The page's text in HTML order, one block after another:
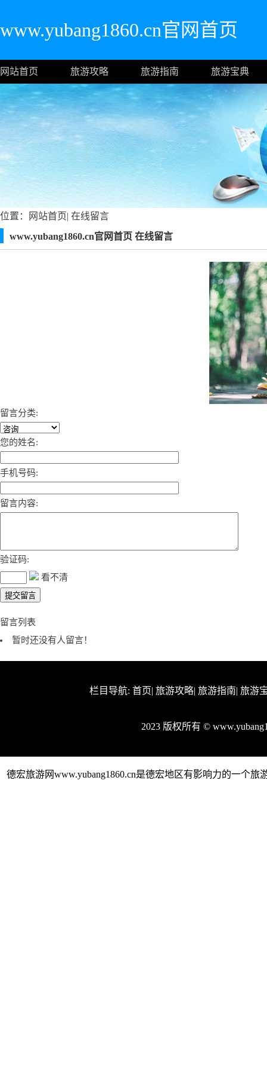
www.yubang1860.cn官网首页
网站首页 旅游攻略 旅游指南 旅游宝典
位置： 网站首页| 在线留言
www.yubang1860.cn官网首页 在线留言
留言分类:
您的姓名:
手机号码:
留言内容:
验证码:
看不清
留言列表
暂时还没有人留言！
栏目导航: 首页| 旅游攻略| 旅游指南| 旅游
2023 版权所有 ©
德宏旅游网www.yubang1860.cn是德宏地区有影响力的一个